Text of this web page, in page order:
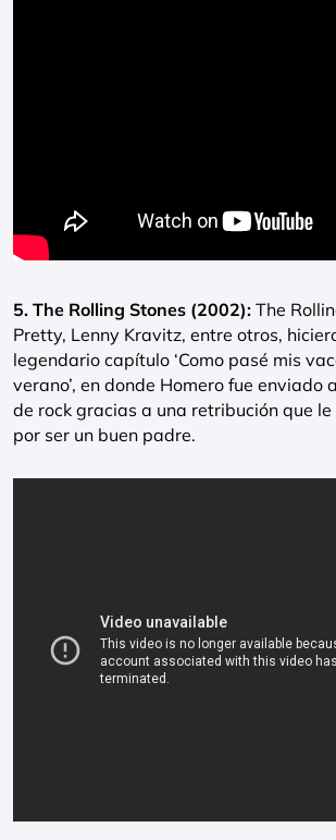
5. The Rolling Stones (2002): The
Pretty, Lenny Kravitz, entre otros,
legendario capítulo ‘Como pasé mis
verano’, en donde Homero fue enviado
de rock gracias a una retribución que
por ser un buen padre.